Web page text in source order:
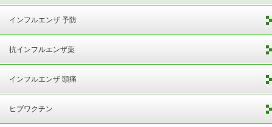
インフルエンザ 予防
抗インフルエンザ薬
インフルエンザ 頭痛
ヒブワクチン